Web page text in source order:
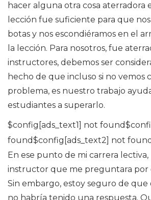
hacer alguna otra cosa aterradora
lección fue suficiente para que
botas y nos escondiéramos en el
la lección. Para nosotros, fue
instructores, debemos ser
hecho de que incluso si no vemos
problema, es nuestro trabajo
estudiantes a superarlo.
$config[ads_text1] not
found$config[ads_text2] not found
En ese punto de mi carrera
instructor que me preguntara por
Sin embargo, estoy seguro de
no habría tenido una respuesta.